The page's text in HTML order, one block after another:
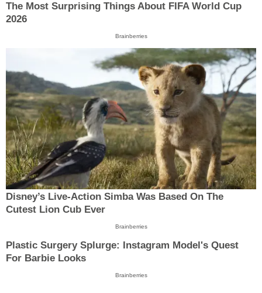
The Most Surprising Things About FIFA World Cup
2026
Brainberries
Disney’s Live-Action Simba Was Based On The
Cutest Lion Cub Ever
Brainberries
Plastic Surgery Splurge: Instagram Model's Quest
For Barbie Looks
Brainberries